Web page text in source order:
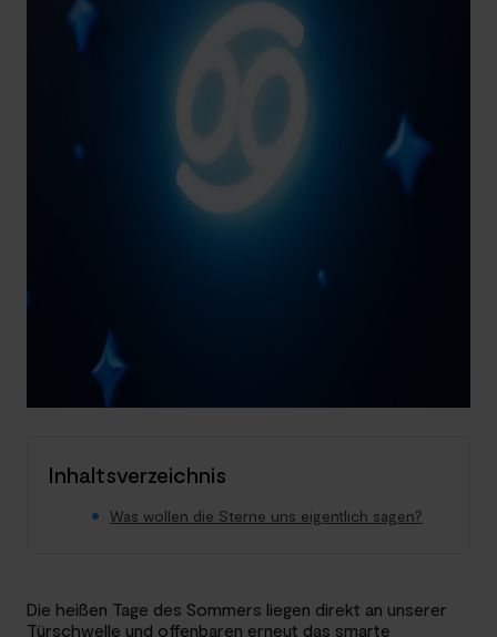
Inhaltsverzeichnis
Was wollen die Sterne uns eigentlich sagen?
Die heißen Tage des Sommers liegen direkt an unserer
Türschwelle und offenbaren erneut das smarte